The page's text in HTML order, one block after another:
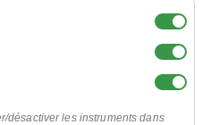
désactiver les instruments dans